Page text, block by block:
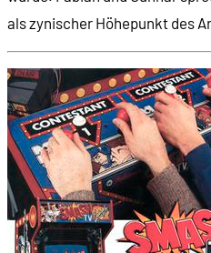
00:08:18 -
00:10:05 -
00:11:37 - Teilweise
00:12:08 - Bosskämpfe
00:12:20
als zynischer Höhepunkt des